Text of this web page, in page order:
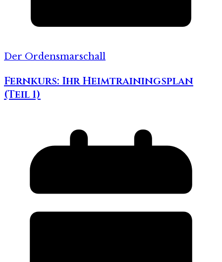
Der Ordensmarschall
Fernkurs: Ihr Heimtrainingsplan
(Teil 1)